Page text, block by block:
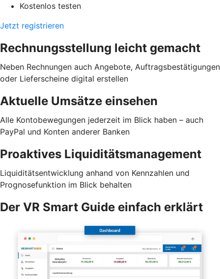
Kostenlos testen
Jetzt registrieren
Rechnungsstellung leicht gemacht
Neben Rechnungen auch Angebote, Auftragsbestätigungen
oder Lieferscheine digital erstellen
Aktuelle Umsätze einsehen
Alle Kontobewegungen jederzeit im Blick haben – auch
PayPal und Konten anderer Banken
Proaktives Liquiditätsmanagement
Liquiditätsentwicklung anhand von Kennzahlen und
Prognosefunktion im Blick behalten
Der VR Smart Guide einfach erklärt